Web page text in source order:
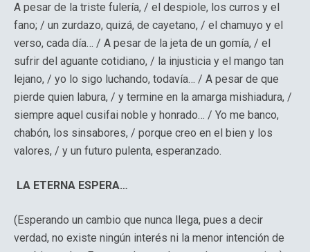
A pesar de la triste fulería, / el despiole, los curros y el
fano; / un zurdazo, quizá, de cayetano, / el chamuyo y el
verso, cada día… / A pesar de la jeta de un gomía, / el
sufrir del aguante cotidiano, / la injusticia y el mango tan
lejano, / yo lo sigo luchando, todavía… / A pesar de que
pierde quien labura, / y termine en la amarga mishiadura, /
siempre aquel cusifai noble y honrado… / Yo me banco,
chabón, los sinsabores, / porque creo en el bien y los
valores, / y un futuro pulenta, esperanzado.
LA ETERNA ESPERA…
(Esperando un cambio que nunca llega, pues a decir
verdad, no existe ningún interés ni la menor intención de